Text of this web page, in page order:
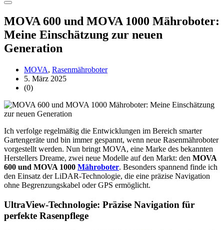
MOVA 600 und MOVA 1000 Mähroboter:
Meine Einschätzung zur neuen
Generation
MOVA, Rasenmähroboter
5. März 2025
(0)
Ich verfolge regelmäßig die Entwicklungen im Bereich smarter
Gartengeräte und bin immer gespannt, wenn neue Rasenmähroboter
vorgestellt werden. Nun bringt MOVA, eine Marke des bekannten
Herstellers Dreame, zwei neue Modelle auf den Markt: den MOVA
600 und MOVA 1000 Mähroboter. Besonders spannend finde ich
den Einsatz der LiDAR-Technologie, die eine präzise Navigation
ohne Begrenzungskabel oder GPS ermöglicht.
UltraView-Technologie: Präzise Navigation für
perfekte Rasenpflege